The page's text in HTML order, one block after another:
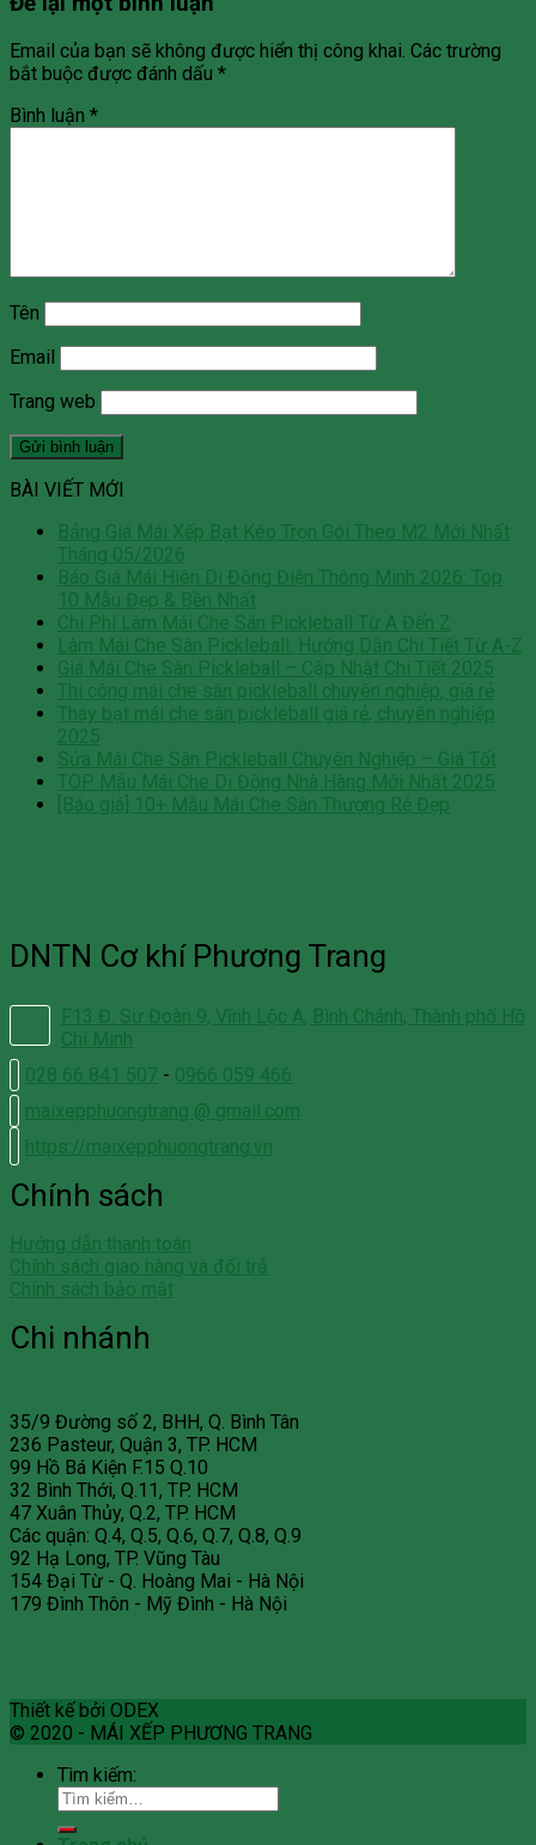
Email của bạn sẽ không được hiển thị công khai. Các trường
bắt buộc được đánh dấu *
Bình luận *
Tên
Email
Trang web
BÀI VIẾT MỚI
Bảng Giá Mái Xếp Bạt Kéo Trọn Gói Theo M2 Mới Nhất
Tháng 05/2026
Báo Giá Mái Hiên Di Động Điện Thông Minh 2026: Top
10 Mẫu Đẹp & Bền Nhất
Chi Phí Làm Mái Che Sân Pickleball Từ A Đến Z
Làm Mái Che Sân Pickleball: Hướng Dẫn Chi Tiết Từ A-Z
Giá Mái Che Sân Pickleball – Cập Nhật Chi Tiết 2025
Thi công mái che sân pickleball chuyên nghiệp, giá rẻ
Thay bạt mái che sân pickleball giá rẻ, chuyên nghiệp
2025
Sửa Mái Che Sân Pickleball Chuyên Nghiệp – Giá Tốt
TOP Mẫu Mái Che Di Động Nhà Hàng Mới Nhất 2025
[Báo giá] 10+ Mẫu Mái Che Sân Thượng Rẻ Đẹp
DNTN Cơ khí Phương Trang
F13 Đ. Sư Đoàn 9, Vĩnh Lộc A, Bình Chánh, Thành phố Hồ
Chí Minh
028 66 841 507 - 0966 059 466
maixepphuongtrang @ gmail.com
https://maixepphuongtrang.vn
Chính sách
Hướng dẫn thanh toán
Chính sách giao hàng và đổi trả
Chính sách bảo mật
Chi nhánh
35/9 Đường số 2, BHH, Q. Bình Tân
236 Pasteur, Quận 3, TP. HCM
99 Hồ Bá Kiện F.15 Q.10
32 Bình Thới, Q.11, TP. HCM
47 Xuân Thủy, Q.2, TP. HCM
Các quận: Q.4, Q.5, Q.6, Q.7, Q.8, Q.9
92 Hạ Long, TP. Vũng Tàu
154 Đại Từ - Q. Hoàng Mai - Hà Nội
179 Đình Thôn - Mỹ Đình - Hà Nội
Thiết kế bởi ODEX
© 2020 - MÁI XẾP PHƯƠNG TRANG
Tìm kiếm: